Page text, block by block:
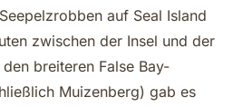
auf Seal Island
zwischen der Insel und der
breiteren False Bay-
Muizenberg) gab es